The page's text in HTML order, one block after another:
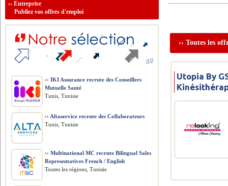
›› Toutes les
Utopia By
››Entreprise
Publiez vos offres d'emploi
›› IKI Assurance recrute des Conseillers
Mutuelle Santé
Tunis, Tunisie
›› Altaservice recrute des Collaborateurs
Tunis, Tunisie
›› Multinational MC recrute Bilingual Sales
Representatives French / English
Toutes les régions, Tunisie